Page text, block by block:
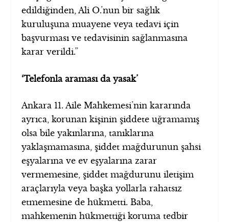
edildiğinden, Ali O.’nun bir sağlık
kuruluşuna muayene veya tedavi için
başvurması ve tedavisinin sağlanmasına
karar verildi.”
‘Telefonla araması da yasak’
Ankara 11. Aile Mahkemesi’nin kararında
ayrıca, korunan kişinin şiddete uğramamış
olsa bile yakınlarına, tanıklarına
yaklaşmamasına, şiddet mağdurunun şahsi
eşyalarına ve ev eşyalarına zarar
vermemesine, şiddet mağdurunu iletişim
araçlarıyla veya başka yollarla rahatsız
etmemesine de hükmetti. Baba,
mahkemenin hükmettiği koruma tedbir